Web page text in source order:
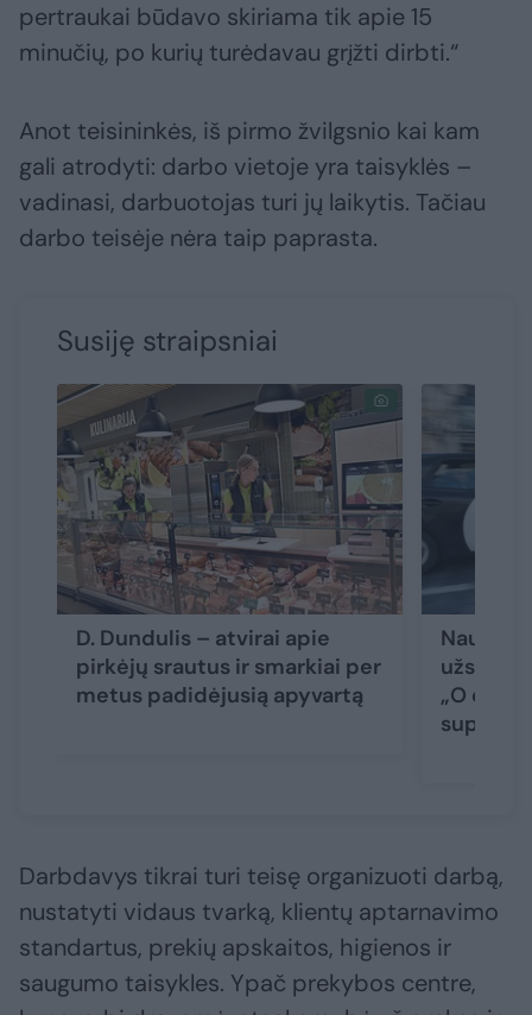
pertraukai būdavo skiriama tik apie 15
minučių, po kurių turėdavau grįžti dirbti.“
Anot teisininkės, iš pirmo žvilgsnio kai kam
gali atrodyti: darbo vietoje yra taisyklės –
vadinasi, darbuotojas turi jų laikytis. Tačiau
darbo teisėje nėra taip paprasta.
Susiję straipsniai
D. Dundulis – atvirai apie
pirkėjų srautus ir smarkiai per
metus padidėjusią apyvartą
Naujas
„O
Darbdavys tikrai turi teisę organizuoti darbą,
nustatyti vidaus tvarką, klientų aptarnavimo
standartus, prekių apskaitos, higienos ir
saugumo taisykles. Ypač prekybos centre,